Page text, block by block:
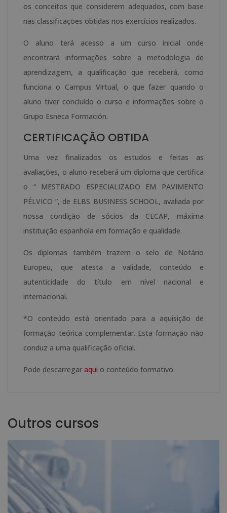
os conceitos que considerem adequados, com base
nas classificações obtidas nos exercícios realizados.
O aluno terá acesso a um curso inicial onde
encontrará informações sobre a metodologia de
aprendizagem, a qualificação que receberá, como
funciona o Campus Virtual, o que fazer quando o
aluno tiver concluído o curso e informações sobre o
Grupo Esneca Formación.
CERTIFICAÇÃO OBTIDA
Uma vez finalizados os estudos e feitas as
avaliações, o aluno receberá um diploma que certifica
o “ MESTRADO ESPECIALIZADO EM PAVIMENTO
PÉLVICO ”, de ELBS BUSINESS SCHOOL, avaliada por
nossa condição de sócios da CECAP, máxima
instituição espanhola em formação e qualidade.
Os diplomas também trazem o selo de Notário
Europeu, que atesta a validade, conteúdo e
autenticidade do título em nível nacional e
internacional.
*O conteúdo está orientado para a aquisição de
formação teórica complementar. Esta formação não
conduz a uma qualificação oficial.
Pode descarregar aqui o conteúdo formativo.
Outros cursos